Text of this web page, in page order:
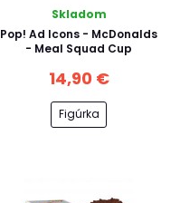
Skladom
Pop! Ad Icons - McDonalds
- Meal Squad Cup
14,90 €
Figúrka